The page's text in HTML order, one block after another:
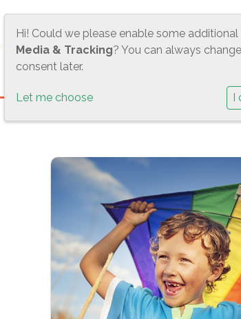
OUDERS ACTUEEL CONTACT
Hi! Could we please enable some
Media & Tracking? You can always
consent later.
Let me choose I